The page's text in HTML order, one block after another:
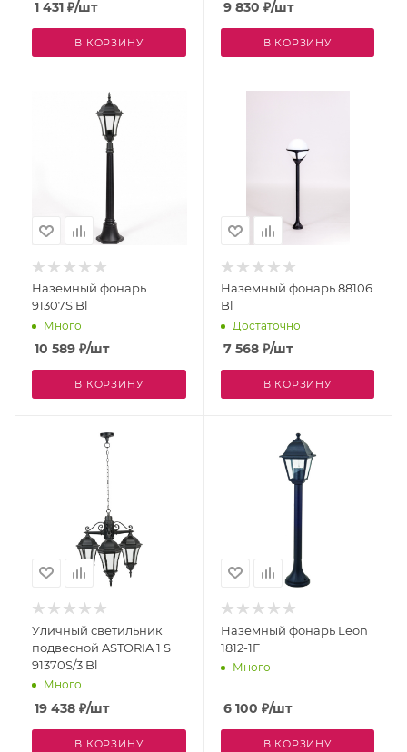
1 431 ₽/шт
В КОРЗИНУ
9 830 ₽/шт
В КОРЗИНУ
Наземный фонарь
91307S Bl
Много
10 589 ₽/шт
В КОРЗИНУ
Наземный фонарь 88106
Bl
Достаточно
7 568₽/шт
В КОРЗИНУ
Уличный светильник
подвесной ASTORIA 1 S
91370S/3 Bl
Много
19 438 ₽/шт
В КОРЗИНУ
Наземный фонарь Leon
1812-1F
Много
6 100 ₽/шт
В КОРЗИНУ